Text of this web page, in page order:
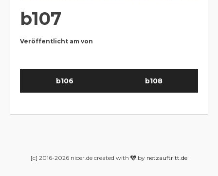
b107
Veröffentlicht am von
b106 b108
[c] 2016-2026 nioer.de created with by netzauftritt.de